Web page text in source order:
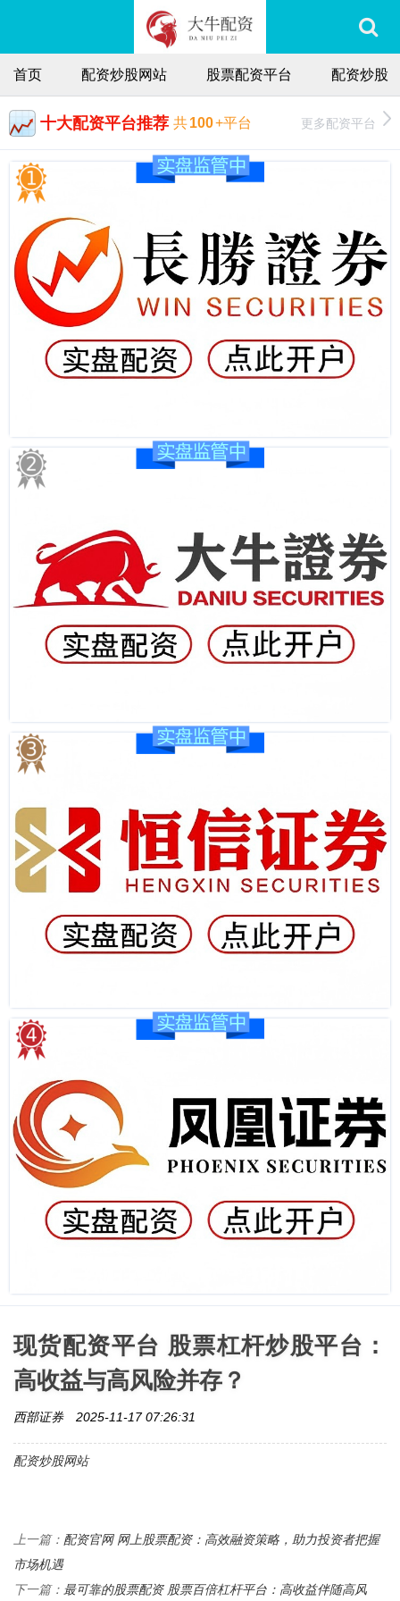
首页 配资炒股网站 股票配资平台 配资炒股
十大配资平台推荐 共100+平台 更多配资平台
现货配资平台 股票杠杆炒股平台：
高收益与高风险并存？
西部证券 2025-11-17 07:26:31
配资炒股网站
上一篇： 配资官网 网上股票配资：高效融资策略，助力投资者把握
市场机遇
下一篇： 最可靠的股票配资 股票百倍杠杆平台：高收益伴随高风